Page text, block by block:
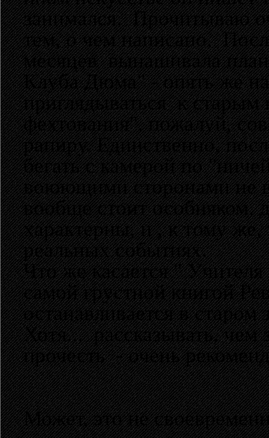
занимался. Прочитываю
тем, о чем написано.
месяцев вынашивала
Клуба Дюма" - опять же
приглядываться к
фехтования", пожалуй,
рапиру. Единственно,
бегать с камерой по
воюющими сторонами не
вообще стоит особняком,
характерны, и , к тому же,
реальных событиях.
Что же касается "
самой грустной книгой
останавливается в старом
Хотя... рассказывать, чем
прочесть - очень
Может, это не